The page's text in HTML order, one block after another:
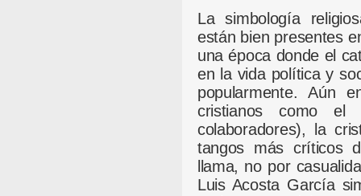
La simbología
están bien presentes
una época donde el
en la vida política y
popularmente. Aún
cristianos como el
colaboradores), la
tangos más críticos
llama, no por
Luis Acosta García